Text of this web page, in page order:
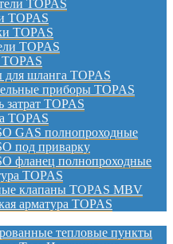
TOPAS
TOPAS
TOPAS
TOPAS
шланга TOPAS
приборы TOPAS
затрат TOPAS
TOPAS
GAS полнопроходные
под приварку
фланец полнопроходные
TOPAS
клапаны TOPAS MBV
арматура TOPAS
тепловые пункты